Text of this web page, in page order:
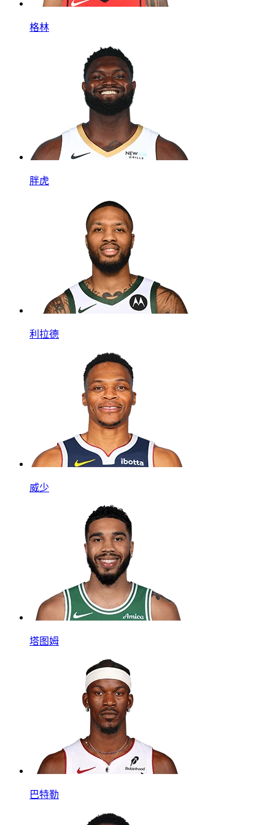
格林
胖虎
利拉德
威少
塔图姆
巴特勒